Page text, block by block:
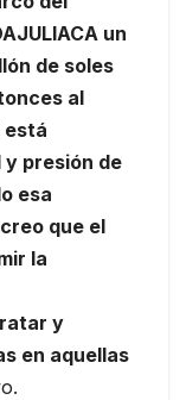
un
de soles
al
está
presión de
esa
que el
la
y
en aquellas